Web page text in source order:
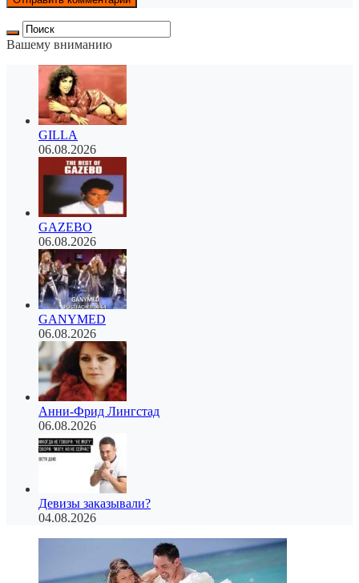
Вашему вниманию
GILLA
06.08.2026
GAZEBO
06.08.2026
GANYMED
06.08.2026
Анни-Фрид Лингстад
06.08.2026
Девизы заказывали?
04.08.2026